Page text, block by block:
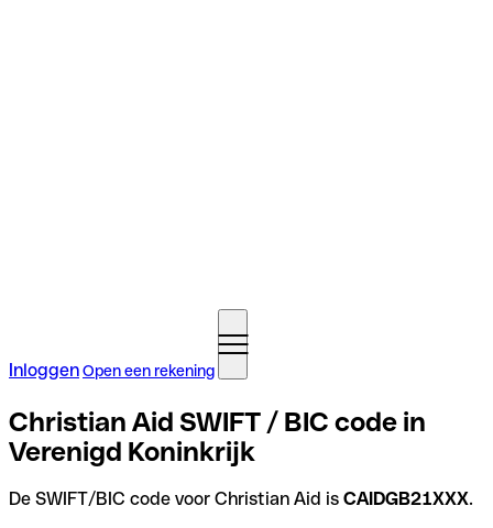
InloggenOpen een rekening
Christian Aid SWIFT / BIC code in
Verenigd Koninkrijk
De SWIFT/BIC code voor Christian Aid is CAIDGB21XXX.